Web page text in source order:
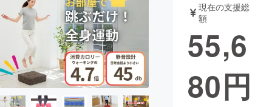
テクノロジー・ガジェット
映像・映画 書籍・雑誌
ビジネス・起業 チャレンジ
現在の支援総
額
55,6
80円